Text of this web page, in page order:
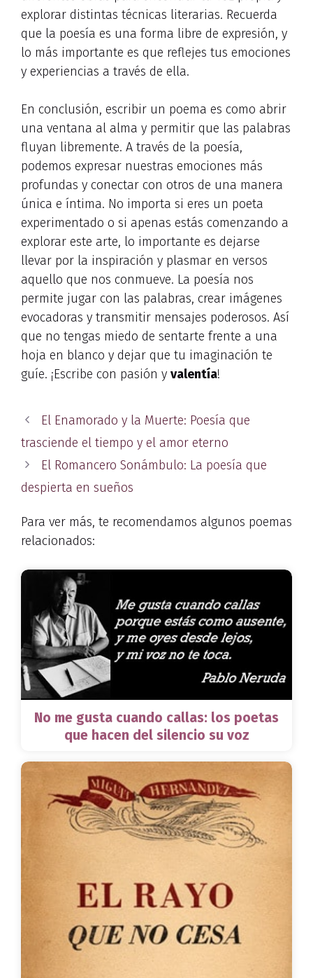
explorar distintas técnicas literarias. Recuerda
que la poesía es una forma libre de expresión, y
lo más importante es que reflejes tus emociones
y experiencias a través de ella.
En conclusión, escribir un poema es como abrir
una ventana al alma y permitir que las palabras
fluyan libremente. A través de la poesía,
podemos expresar nuestras emociones más
profundas y conectar con otros de una manera
única e íntima. No importa si eres un poeta
experimentado o si apenas estás comenzando a
explorar este arte, lo importante es dejarse
llevar por la inspiración y plasmar en versos
aquello que nos conmueve. La poesía nos
permite jugar con las palabras, crear imágenes
evocadoras y transmitir mensajes poderosos. Así
que no tengas miedo de sentarte frente a una
hoja en blanco y dejar que tu imaginación te
guíe. ¡Escribe con pasión y valentía!
El Enamorado y la Muerte: Poesía que
trasciende el tiempo y el amor eterno
El Romancero Sonámbulo: La poesía que
despierta en sueños
Para ver más, te recomendamos algunos poemas
relacionados:
No me gusta cuando callas: los poetas
que hacen del silencio su voz